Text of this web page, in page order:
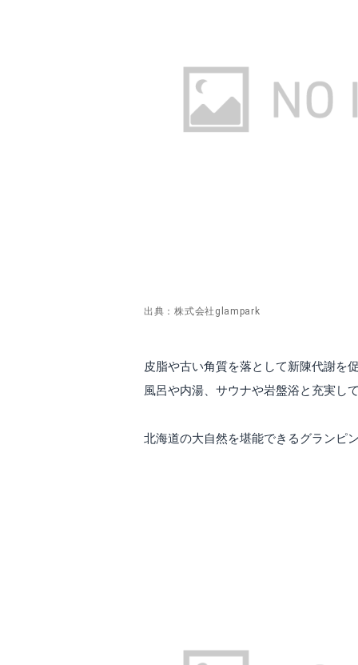
出典：株式会社glampark
皮脂や古い角質を落として新陳代謝を
風呂や内湯、サウナや岩盤浴と充実し
北海道の大自然を堪能できるグランピ